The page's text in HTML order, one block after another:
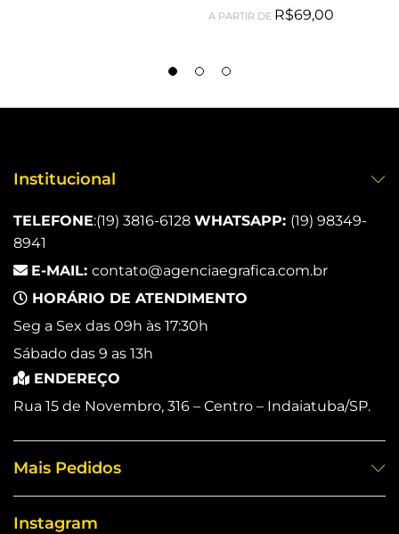
A PARTIR DE R$69,00
Institucional
TELEFONE:(19) 3816-6128 WHATSAPP: (19) 98349-
8941
E-MAIL: contato@agenciaegrafica.com.br
HORÁRIO DE ATENDIMENTO
Seg a Sex das 09h às 17:30h
Sábado das 9 as 13h
ENDEREÇO
Rua 15 de Novembro, 316 – Centro – Indaiatuba/SP.
Mais Pedidos
Instagram